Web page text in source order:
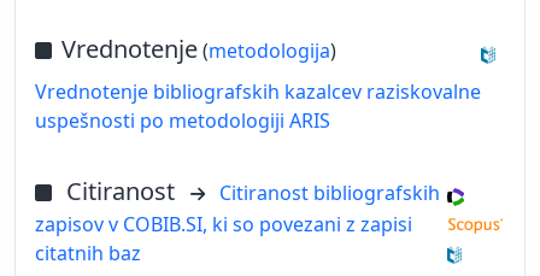
Vrednotenje(metodologija)
Vrednotenje bibliografskih kazalcev raziskovalne
uspešnosti po metodologiji ARIS
Citiranost
Citiranost bibliografskih
zapisov v COBIB.SI, ki so povezani z zapisi
citatnih baz